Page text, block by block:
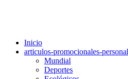
Inicio
articulos-promocionales-
Mundial
Deportes